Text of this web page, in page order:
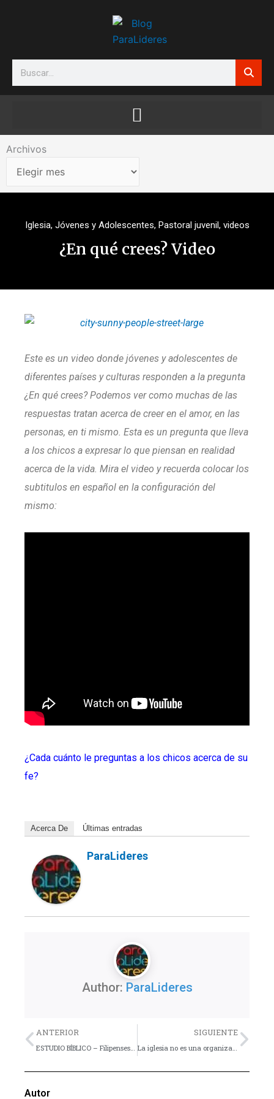
Search
Archivos
Archivos
Iglesia, Jóvenes y Adolescentes, Pastoral juvenil, videos
¿En qué crees? Video
Este es un video donde jóvenes y adolescentes de
diferentes países y culturas responden a la pregunta
¿En qué crees? Podemos ver como muchas de las
respuestas tratan acerca de creer en el amor, en las
personas, en ti mismo. Esta es un pregunta que lleva
a los chicos a expresar lo que piensan en realidad
acerca de la vida. Mira el video y recuerda colocar los
subtitulos en español en la configuración del
mismo:
¿Cada cuánto le preguntas a los chicos acerca de su
fe?
Acerca De Últimas entradas
ParaLideres
Author: ParaLideres
Previo
ANTERIOR
ESTUDIO BÍBLICO – Filipenses – Lección 10
SIGUIENTE
La iglesia no es una organización, es un organismo
Autor